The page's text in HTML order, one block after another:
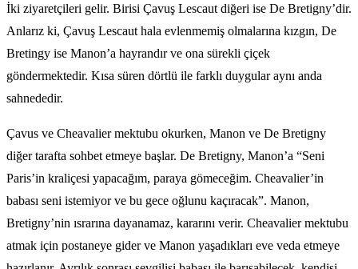
İki ziyaretçileri gelir. Birisi Çavuş Lescaut diğeri ise De Bretigny’dir.
Anlarız ki, Çavuş Lescaut hala evlenmemiş olmalarına kızgın, De
Bretingy ise Manon’a hayrandır ve ona sürekli çiçek
göndermektedir. Kısa süren dörtlü ile farklı duygular aynı anda
sahnededir.
Çavus ve Cheavalier mektubu okurken, Manon ve De Bretigny
diğer tarafta sohbet etmeye başlar. De Bretigny, Manon’a “Seni
Paris’in kraliçesi yapacağım, paraya gömeceğim. Cheavalier’in
babası seni istemiyor ve bu gece oğlunu kaçıracak”. Manon,
Bretigny’nin ısrarına dayanamaz, kararını verir. Cheavalier mektubu
atmak için postaneye gider ve Manon yaşadıkları eve veda etmeye